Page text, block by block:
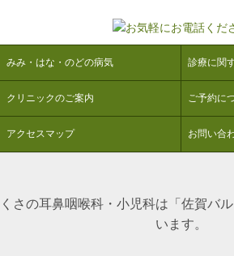
みみ・はな・のどの病気 診療に関
クリニックのご案内 ご予約に
アクセスマップ お問い合
くさの耳鼻咽喉科・小児科は「佐賀バ
います。